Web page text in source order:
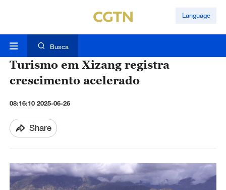
Language
Busca
Turismo em Xizang registra
crescimento acelerado
08:16:10 2025-06-26
Share